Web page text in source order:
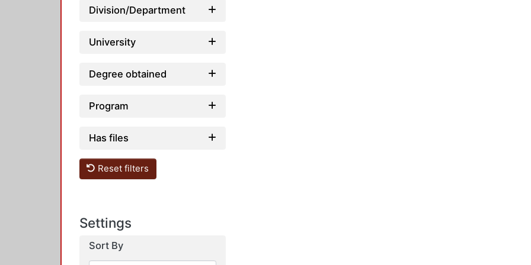
Division/Department
University
Degree obtained
Program
Has files
Reset filters
Settings
Sort By